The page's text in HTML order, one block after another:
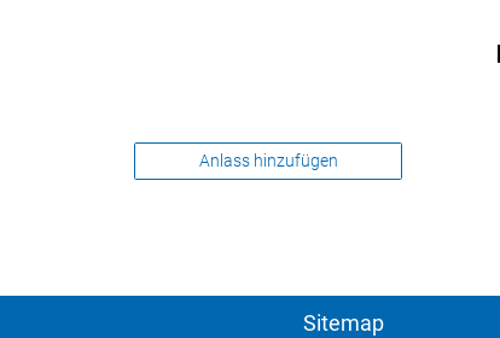
Anlass hinzufügen
Sitemap